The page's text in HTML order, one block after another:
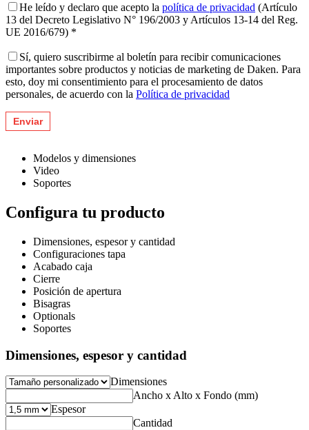
He leído y declaro que acepto la política de privacidad (Artículo
13 del Decreto Legislativo N° 196/2003 y Artículos 13-14 del Reg.
UE 2016/679) *
Sí, quiero suscribirme al boletín para recibir comunicaciones
importantes sobre productos y noticias de marketing de Daken. Para
esto, doy mi consentimiento para el procesamiento de datos
personales, de acuerdo con la Política de privacidad
Modelos y dimensiones
Video
Soportes
Configura tu producto
Dimensiones, espesor y cantidad
Configuraciones tapa
Acabado caja
Cierre
Posición de apertura
Bisagras
Optionals
Soportes
Dimensiones, espesor y cantidad
Dimensiones
Ancho x Alto x Fondo (mm)
Espesor
Cantidad